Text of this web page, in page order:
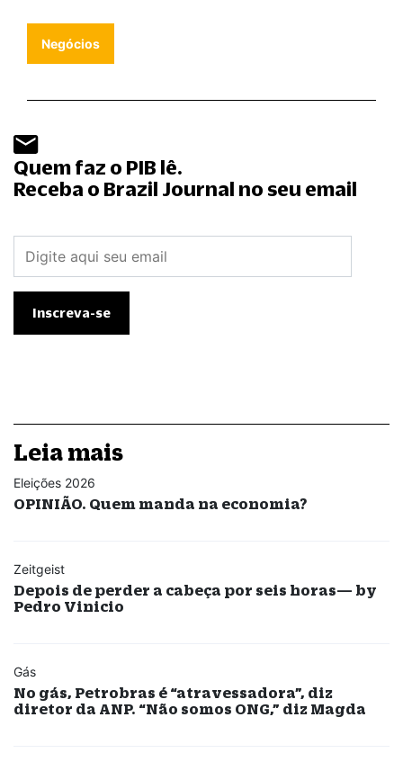
Negócios
Quem faz o PIB lê.
Receba o Brazil Journal no seu email
Leia mais
Eleições 2026
OPINIÃO. Quem manda na economia?
Zeitgeist
Depois de perder a cabeça por seis horas— by
Pedro Vinicio
Gás
No gás, Petrobras é “atravessadora”, diz
diretor da ANP. “Não somos ONG,” diz Magda